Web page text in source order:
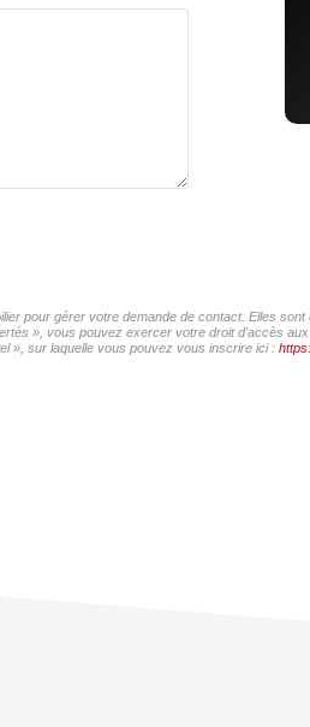
pour gérer votre demande de contact. Elles
», vous pouvez exercer votre droit d'accès
», sur laquelle vous pouvez vous inscrire ici :